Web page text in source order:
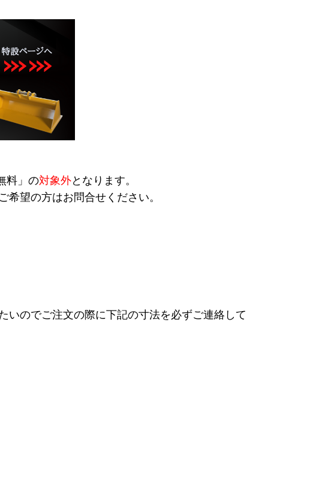
料」の対象外となります。
望の方はお問合せください。
いのでご注文の際に下記の寸法を必ずご連絡して